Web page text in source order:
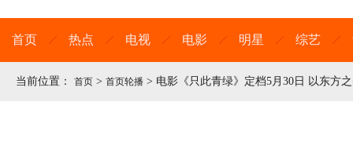
首页 热点 电视 电影 明星 综艺
当前位置： 首页 > 首页轮播 > 电影《只此青绿》定档5月30日 以东方